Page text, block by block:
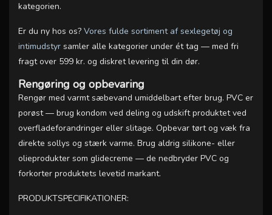
kategorien.
Er du ny hos os? Vores fulde sortiment af sexlegetøj og
intimudstyr samler alle kategorier under ét tag — med fri
fragt over 599 kr. og diskret levering til din dør.
Rengøring og opbevaring
Rengør med varmt sæbevand umiddelbart efter brug. PVC er
porøst — brug kondom ved deling og udskift produktet ved
overfladeforandringer eller slitage. Opbevar tørt og væk fra
direkte sollys og stærk varme. Brug aldrig silikone- eller
olieprodukter som glidecreme — de nedbryder PVC og
forkorter produktets levetid markant.
PRODUKTSPECIFIKATIONER: